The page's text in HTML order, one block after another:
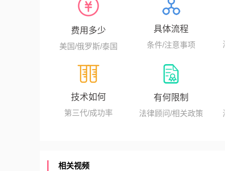
费用多少
美国/俄罗斯/泰国
具体流程
条件/注意事项
技术如何
第三代/成功率
有何限制
法律顾问/相关政策
相关视频